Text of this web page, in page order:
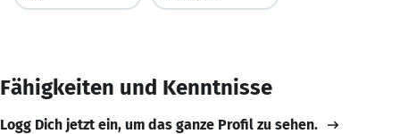
Fähigkeiten und Kenntnisse
Logg Dich jetzt ein, um das ganze Profil zu sehen.